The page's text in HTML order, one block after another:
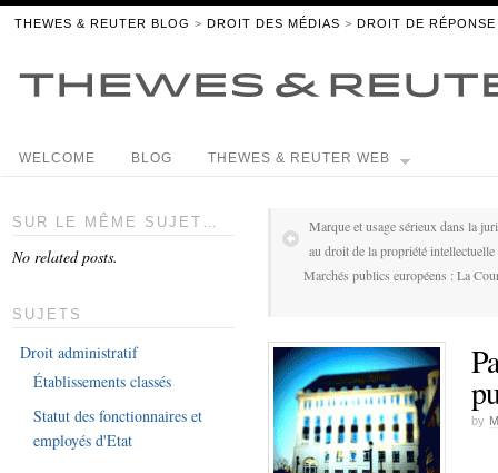
THEWES & REUTER BLOG > DROIT DES MÉDIAS > DROIT DE RÉPONSE
WELCOME BLOG THEWES & REUTER WEB
Marque et usage sérieux dans la
au droit de la propriété intellectuelle
Marchés publics européens : La
by
SUR LE MÊME SUJET…
No related posts.
SUJETS
Droit administratif
Établissements classés
Statut des fonctionnaires et
employés d'Etat